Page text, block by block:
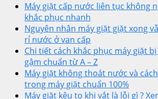
Máy giặt cấp nước liên tục không
khắc phục nhanh
Nguyên nhân máy giặt giặt xong
rỉ nước ở van cấp
Chi tiết cách khắc phục máy giặt
gậm chuẩn từ A – Z
Máy giặt không thoát nước và
trong máy giặt chuẩn 100%
Máy giặt kêu to khi vắt là lỗi gì ?